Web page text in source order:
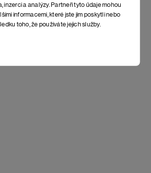
inzerci a analýzy. Partneři tyto údaje mohou
informacemi, které jste jim poskytli nebo
toho, že používáte jejich služby.